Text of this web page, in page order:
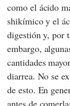
como el ácido
shikímico y el
digestión y, por
embargo,
cantidades
diarrea. No se
de esto. En
antes de